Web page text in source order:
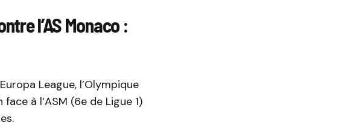
l’AS Monaco :
League, l’Olympique
à l’ASM (6e de Ligue 1)